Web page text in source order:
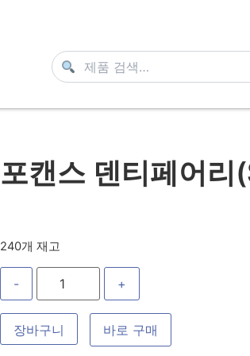
포캔스 덴티페어리
240개 재고
- +
장바구니 바로 구매